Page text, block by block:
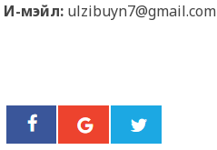
И-мэйл: ulzibuyn7@gmail.com